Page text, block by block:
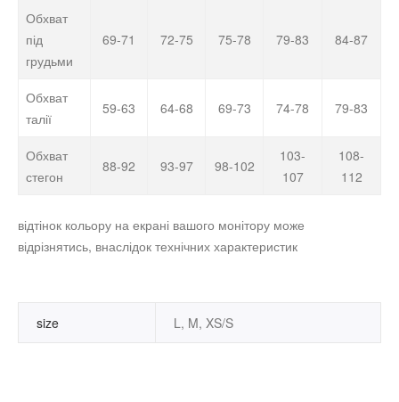
Обхват
під
грудьми
69-71 72-75 75-78 79-83 84-87
Обхват
талії
59-63 64-68 69-73 74-78 79-83
Обхват
стегон
88-92 93-97 98-102
103-
107
108-
112
відтінок кольору на екрані вашого монітору може
відрізнятись, внаслідок технічних характеристик
size L, M, XS/S